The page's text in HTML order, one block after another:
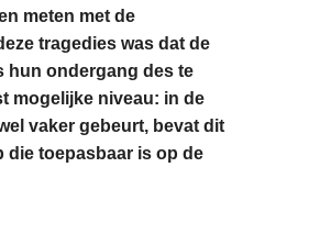
meten met de
tragedies was dat de
hun ondergang des te
mogelijke niveau: in de
vaker gebeurt, bevat dit
die toepasbaar is op de